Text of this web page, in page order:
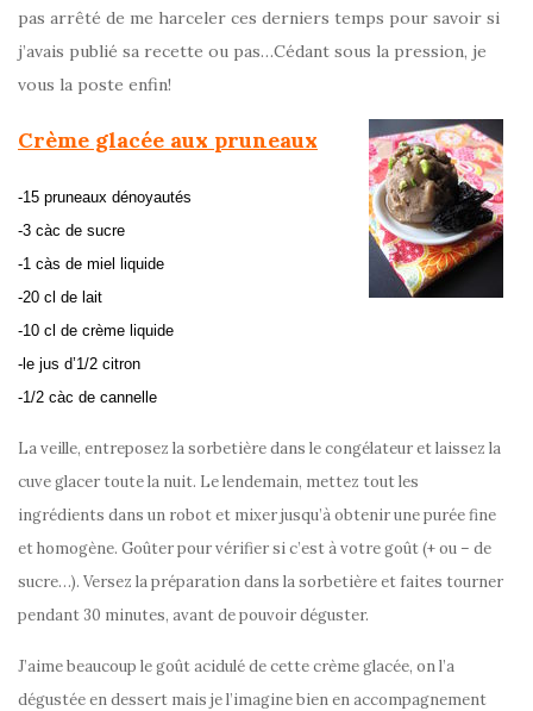
pas arrêté de me harceler ces derniers temps pour savoir si
j’avais publié sa recette ou pas…Cédant sous la pression, je
vous la poste enfin!
Crème glacée aux pruneaux
-15 pruneaux dénoyautés
-3 càc de sucre
-1 càs de miel liquide
-20 cl de lait
-10 cl de crème liquide
-le jus d’1/2 citron
-1/2 càc de cannelle
La veille, entreposez la sorbetière dans le congélateur et laissez la
cuve glacer toute la nuit. Le lendemain, mettez tout les
ingrédients dans un robot et mixer jusqu’à obtenir une purée fine
et homogène. Goûter pour vérifier si c’est à votre goût (+ ou – de
sucre…). Versez la préparation dans la sorbetière et faites tourner
pendant 30 minutes, avant de pouvoir déguster.
J’aime beaucoup le goût acidulé de cette crème glacée, on l’a
dégustée en dessert mais je l’imagine bien en accompagnement